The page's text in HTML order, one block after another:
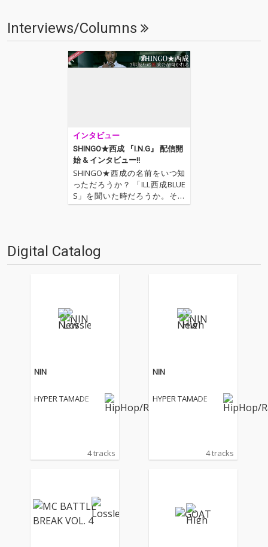
Interviews/Columns
インタビュー
SHINGO★西成 『I.N.G』 配信開
始 & インタビュー!!
SHINGO★西成の名前をいつ知
っただろうか？ 「ILL西成BLUE
S」を聞いた時だろうか。その
時アーティスト名よりも先に
命に生きる労働者達が多く住
む。そしてSHINGO…
Digital Catalog
NIN
HYPER TAMADE
4 tracks
NIN
HYPER TAMADE
4 tracks